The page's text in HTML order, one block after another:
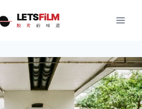
LETSFiLM
胶 片 的 味 道